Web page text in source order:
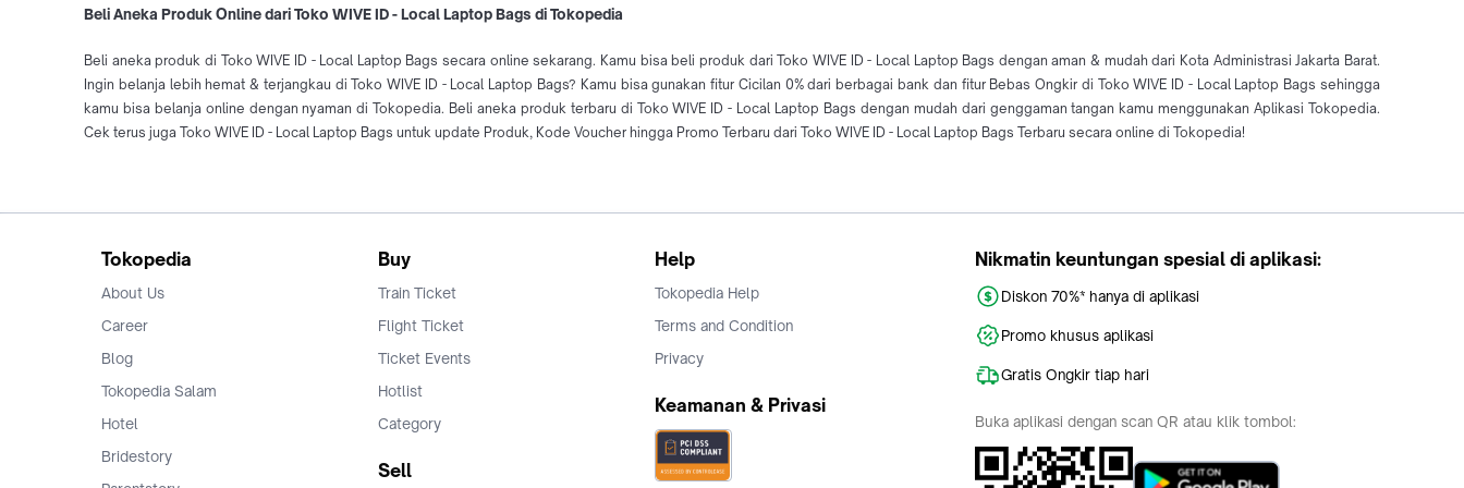
Beli Aneka Produk Online dari Toko WIVE ID - Local Laptop Bags di Tokopedia
Beli aneka produk di Toko WIVE ID - Local Laptop Bags secara online sekarang. Kamu bisa beli produk dari Toko WIVE ID - Local Laptop Bags dengan aman & mudah dari Kota Administrasi Jakarta Barat.
Ingin belanja lebih hemat & terjangkau di Toko WIVE ID - Local Laptop Bags? Kamu bisa gunakan fitur Cicilan 0% dari berbagai bank dan fitur Bebas Ongkir di Toko WIVE ID - Local Laptop Bags sehingga
kamu bisa belanja online dengan nyaman di Tokopedia. Beli aneka produk terbaru di Toko WIVE ID - Local Laptop Bags dengan mudah dari genggaman tangan kamu menggunakan Aplikasi Tokopedia.
Cek terus juga Toko WIVE ID - Local Laptop Bags untuk update Produk, Kode Voucher hingga Promo Terbaru dari Toko WIVE ID - Local Laptop Bags Terbaru secara online di Tokopedia!
Tokopedia
About Us
Career
Blog
Tokopedia Salam
Hotel
Bridestory
Buy
Train Ticket
Flight Ticket
Ticket Events
Hotlist
Category
Sell
Help
Tokopedia Help
Terms and Condition
Privacy
Keamanan & Privasi
Nikmatin keuntungan spesial di aplikasi:
Diskon 70%* hanya di aplikasi
Promo khusus aplikasi
Gratis Ongkir tiap hari
Buka aplikasi dengan scan QR atau klik tombol: